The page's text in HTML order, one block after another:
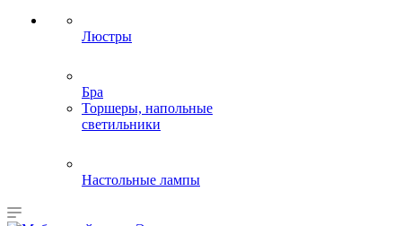
Люстры
Бра
Торшеры, напольные
светильники
Настольные лампы